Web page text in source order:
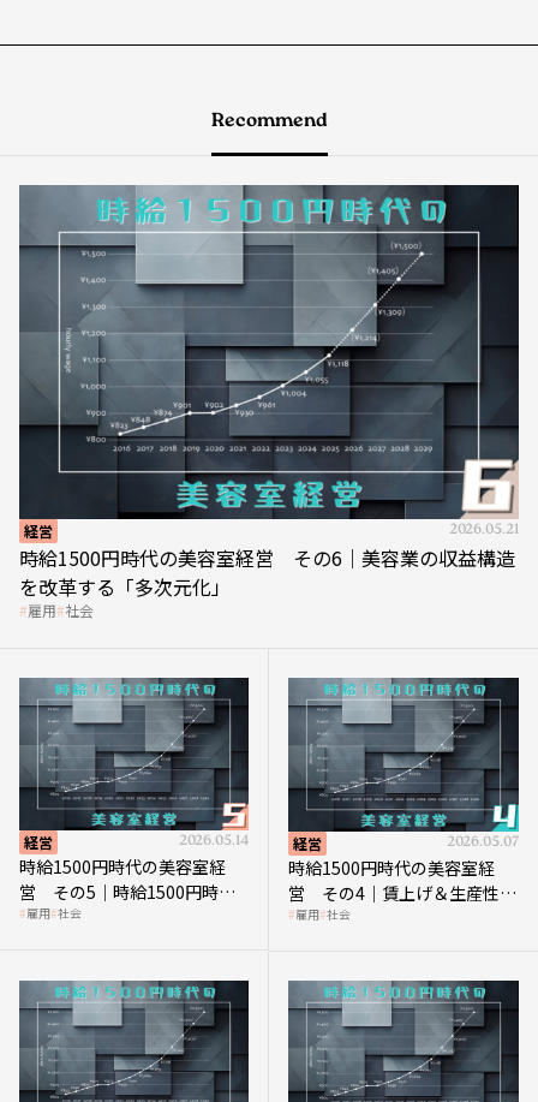
Recommend
経営 2026.05.21
時給1500円時代の美容室経営 その6｜美容業の収益構造
を改革する「多次元化」
雇用 社会
経営 2026.05.14
時給1500円時代の美容室経
営 その5｜時給1500円時代
の到来は美容業の収益構造を
雇用 社会
経営 2026.05.07
時給1500円時代の美容室経
営 その4｜賃上げ＆生産性向
上につなげる賢い助成金活用
雇用 社会